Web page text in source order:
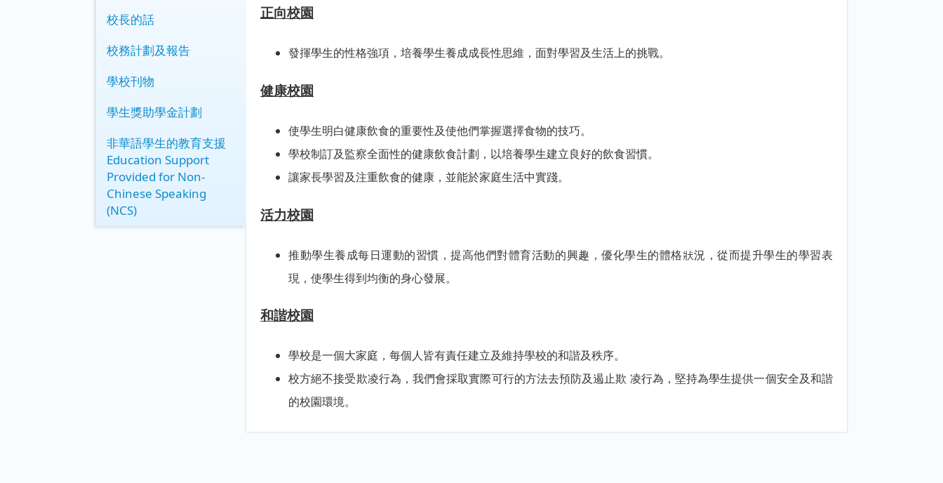
正向校園
發揮學生的性格強項，培養學生養成成長性思維，面對學習及生活上的挑戰。
健康校園
使學生明白健康飲食的重要性及使他們掌握選擇食物的技巧。
學校制訂及監察全面性的健康飲食計劃，以培養學生建立良好的飲食習慣。
讓家長學習及注重飲食的健康，並能於家庭生活中實踐。
活力校園
推動學生養成每日運動的習慣，提高他們對體育活動的興趣，優化學生的體格狀況，從而提升學生的學習表
現，使學生得到均衡的身心發展。
和諧校園
學校是一個大家庭，每個人皆有責任建立及維持學校的和諧及秩序。
校方絕不接受欺凌行為，我們會採取實際可行的方法去預防及遏止欺 凌行為，堅持為學生提供一個安全及和諧
的校園環境。
校長的話
校務計劃及報告
學校刊物
學生獎助學金計劃
非華語學生的教育支援
Education Support
Provided for Non-
Chinese Speaking
(NCS)